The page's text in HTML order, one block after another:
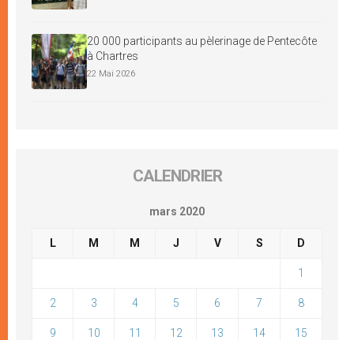
20 000 participants au pèlerinage de Pentecôte
à Chartres
22 Mai 2026
CALENDRIER
mars 2020
L M M J V S D
1
2 3 4 5 6 7 8
9 10 11 12 13 14 15